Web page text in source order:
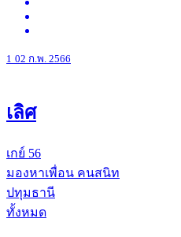
1 02 ก.พ. 2566
เลิศ
เกย์ 56
มองหาเพื่อน คนสนิท
ปทุมธานี
ทั้งหมด